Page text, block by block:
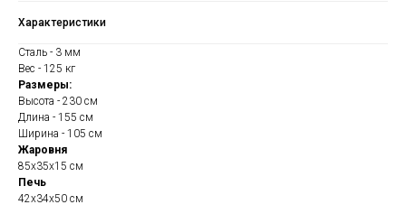
Характеристики
Сталь - 3 мм
Вес - 125 кг
Размеры:
Высота - 230 см
Длина - 155 см
Ширина - 105 см
Жаровня
85х35х15 см
Печь
42х34х50 см